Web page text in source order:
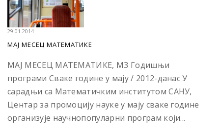
29.01.2014
МАЈ МЕСЕЦ МАТЕМАТИКЕ
МАЈ МЕСЕЦ МАТЕМАТИКЕ, М3 Годишњи
програми Сваке године у мају / 2012-данас У
сарадњи са Математичким институтом САНУ,
Центар за промоцију науке у мају сваке године
организује научнопопуларни програм који...